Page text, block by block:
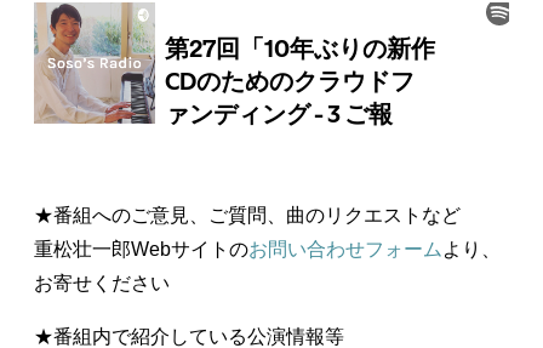
★番組へのご意見、ご質問、曲のリクエストなど
重松壮一郎Webサイトのお問い合わせフォーム より、
お寄せください
★番組内で紹介している公演情報等